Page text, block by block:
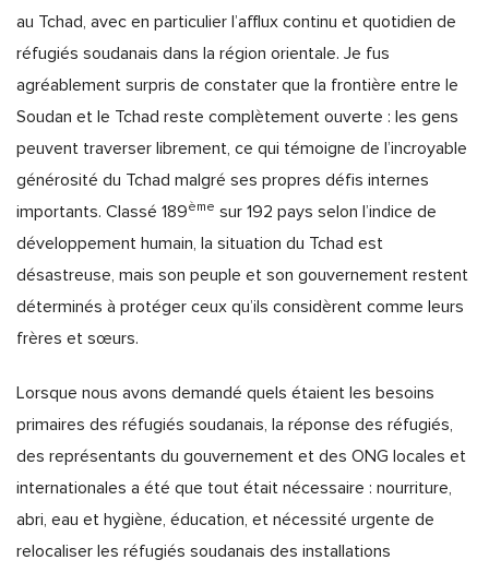
au Tchad, avec en particulier l’afflux continu et quotidien de
réfugiés soudanais dans la région orientale. Je fus
agréablement surpris de constater que la frontière entre le
Soudan et le Tchad reste complètement ouverte : les gens
peuvent traverser librement, ce qui témoigne de l’incroyable
générosité du Tchad malgré ses propres défis internes
importants. Classé 189ème sur 192 pays selon l’indice de
développement humain, la situation du Tchad est
désastreuse, mais son peuple et son gouvernement restent
déterminés à protéger ceux qu’ils considèrent comme leurs
frères et sœurs.
Lorsque nous avons demandé quels étaient les besoins
primaires des réfugiés soudanais, la réponse des réfugiés,
des représentants du gouvernement et des ONG locales et
internationales a été que tout était nécessaire : nourriture,
abri, eau et hygiène, éducation, et nécessité urgente de
relocaliser les réfugiés soudanais des installations